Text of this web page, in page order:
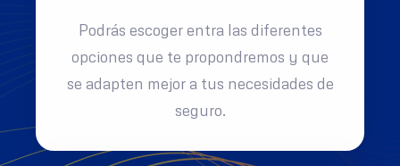
Podrás escoger entra las diferentes
opciones que te propondremos y que
se adapten mejor a tus necesidades de
seguro.